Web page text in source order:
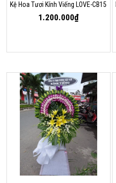
Kệ Hoa Tươi Kính Viếng LOVE-CB15
1.200.000₫